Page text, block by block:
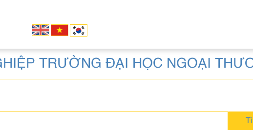
TRƯỜNG ĐẠI HỌC NGOẠI